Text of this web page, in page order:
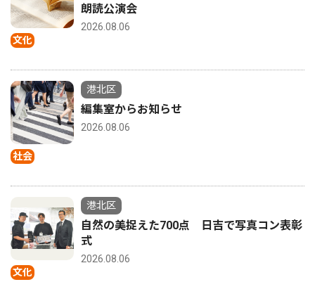
文化
朗読公演会
2026.08.06
社会
港北区
編集室からお知らせ
2026.08.06
文化
港北区
自然の美捉えた700点 日吉で写真コン表彰
式
2026.08.06